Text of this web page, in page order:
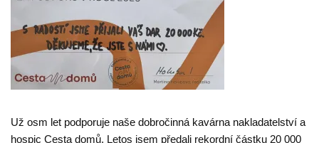
Už osm let podporuje naše dobročinná kavárna nakladatelství a
hospic Cesta domů. Letos jsem předali rekordní částku 20 000